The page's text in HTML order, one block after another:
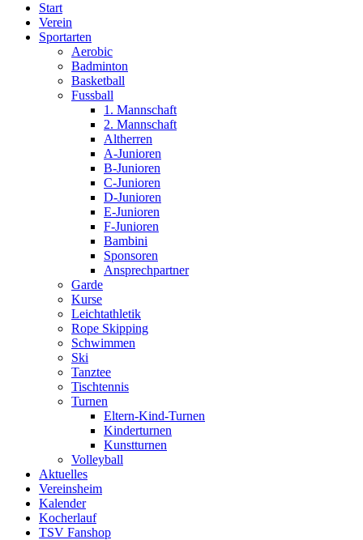
Start
Verein
Sportarten
Aerobic
Badminton
Basketball
Fussball
1. Mannschaft
2. Mannschaft
Altherren
A-Junioren
B-Junioren
C-Junioren
D-Junioren
E-Junioren
F-Junioren
Bambini
Sponsoren
Ansprechpartner
Garde
Kurse
Leichtathletik
Rope Skipping
Schwimmen
Ski
Tanztee
Tischtennis
Turnen
Eltern-Kind-Turnen
Kinderturnen
Kunstturnen
Volleyball
Aktuelles
Vereinsheim
Kalender
Kocherlauf
TSV Fanshop